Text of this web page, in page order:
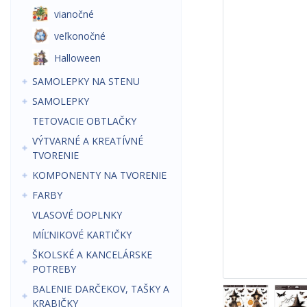
vianočné
veľkonočné
Halloween
SAMOLEPKY NA STENU
SAMOLEPKY
TETOVACIE OBTLAČKY
VÝTVARNÉ A KREATÍVNÉ
TVORENIE
KOMPONENTY NA TVORENIE
FARBY
VLASOVÉ DOPLNKY
MÍĽNIKOVÉ KARTIČKY
ŠKOLSKÉ A KANCELÁRSKE
POTREBY
BALENIE DARČEKOV, TAŠKY A
KRABIČKY